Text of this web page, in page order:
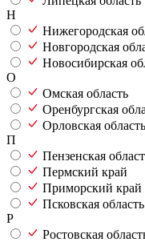
Н
Нижегородская
Новгородская
Новосибирская
О
Омская область
Оренбургская
Орловская область
П
Пензенская
Пермский край
Приморский край
Псковская область
Р
Ростовская